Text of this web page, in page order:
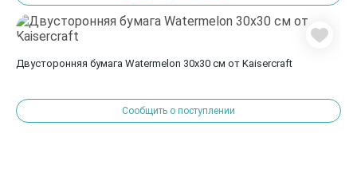
Двусторонняя бумага Watermelon 30х30 см от Kaisercraft
Сообщить о поступлении